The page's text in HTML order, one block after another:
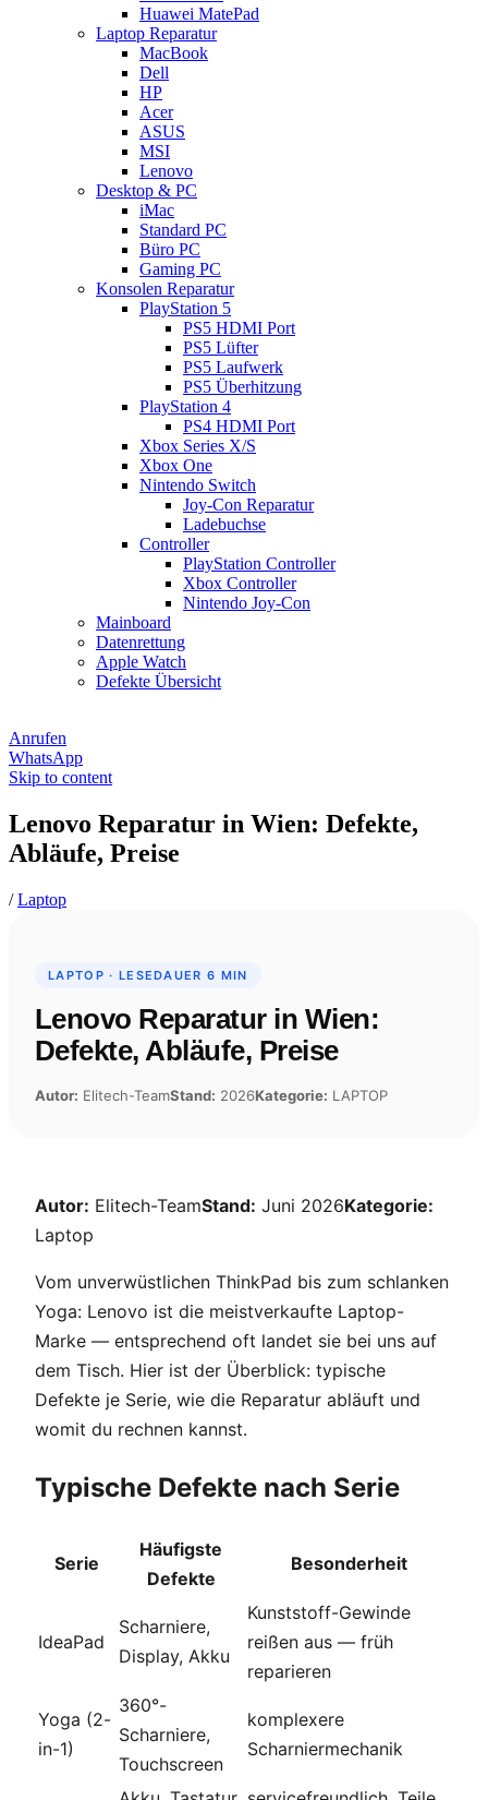
Huawei MatePad
Laptop Reparatur
MacBook
Dell
HP
Acer
ASUS
MSI
Lenovo
Desktop & PC
iMac
Standard PC
Büro PC
Gaming PC
Konsolen Reparatur
PlayStation 5
PS5 HDMI Port
PS5 Lüfter
PS5 Laufwerk
PS5 Überhitzung
PlayStation 4
PS4 HDMI Port
Xbox Series X/S
Xbox One
Nintendo Switch
Joy-Con Reparatur
Ladebuchse
Controller
PlayStation Controller
Xbox Controller
Nintendo Joy-Con
Mainboard
Datenrettung
Apple Watch
Defekte Übersicht
Anrufen
WhatsApp
Skip to content
Lenovo Reparatur in Wien: Defekte,
Abläufe, Preise
/Laptop
LAPTOP · LESEDAUER 6 MIN
Lenovo Reparatur in Wien:
Defekte, Abläufe, Preise
Autor: Elitech-TeamStand: 2026Kategorie: LAPTOP
Autor: Elitech-TeamStand: Juni 2026Kategorie:
Laptop
Vom unverwüstlichen ThinkPad bis zum schlanken
Yoga: Lenovo ist die meistverkaufte Laptop-
Marke — entsprechend oft landet sie bei uns auf
dem Tisch. Hier ist der Überblick: typische
Defekte je Serie, wie die Reparatur abläuft und
womit du rechnen kannst.
Typische Defekte nach Serie
Serie
Häufigste
Defekte
Besonderheit
IdeaPad
Scharniere,
Display, Akku
Kunststoff-Gewinde
reißen aus — früh
reparieren
Yoga (2-
in-1)
360°-
Scharniere,
Touchscreen
komplexere
Scharniermechanik